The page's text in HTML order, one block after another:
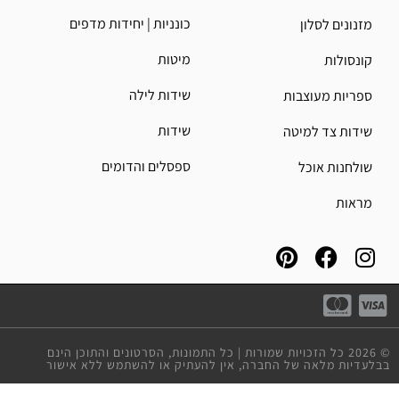
מזנונים לסלון
קונסולות
ספריות מעוצבות
שידות צד למיטה
שולחנות אוכל
מראות
כונניות | יחידות מדפים
מיטות
שידות לילה
שידות
ספסלים והדומים
© 2026 כל הזכויות שמורות | כל התמונות, הסרטונים והתוכן הינם
בבלעדיות מלאה של החברה, אין להעתיק או להשתמש ללא אישור